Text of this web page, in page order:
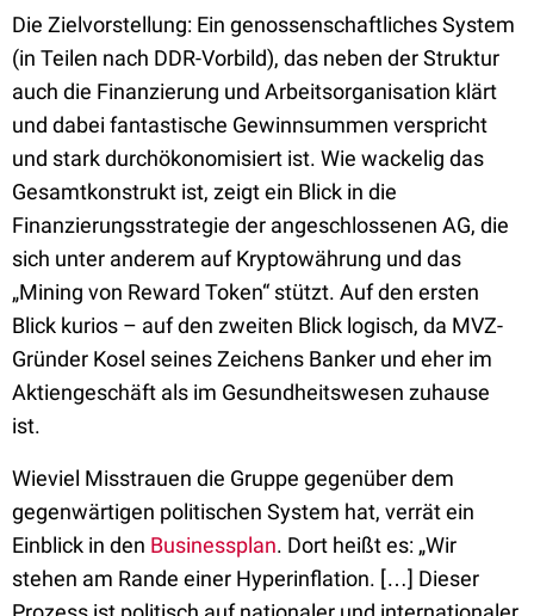
Die Zielvorstellung: Ein genossenschaftliches System
(in Teilen nach DDR-Vorbild), das neben der Struktur
auch die Finanzierung und Arbeitsorganisation klärt
und dabei fantastische Gewinnsummen verspricht
und stark durchökonomisiert ist. Wie wackelig das
Gesamtkonstrukt ist, zeigt ein Blick in die
Finanzierungsstrategie der angeschlossenen AG, die
sich unter anderem auf Kryptowährung und das
„Mining von Reward Token“ stützt. Auf den ersten
Blick kurios – auf den zweiten Blick logisch, da MVZ-
Gründer Kosel seines Zeichens Banker und eher im
Aktiengeschäft als im Gesundheitswesen zuhause
ist.
Wieviel Misstrauen die Gruppe gegenüber dem
gegenwärtigen politischen System hat, verrät ein
Einblick in den Businessplan. Dort heißt es: „Wir
stehen am Rande einer Hyperinflation. […] Dieser